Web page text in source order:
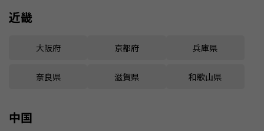
近畿
大阪府 京都府 兵庫県
奈良県 滋賀県 和歌山県
中国